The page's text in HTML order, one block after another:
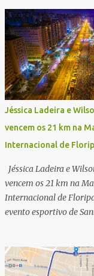
Jéssica Ladeira e
vencem os 21 km na
Internacional de
Jéssica Ladeira e
vencem os 21 km na
Internacional de
evento esportivo de
domingo (30) - Fotos:
de Floripa